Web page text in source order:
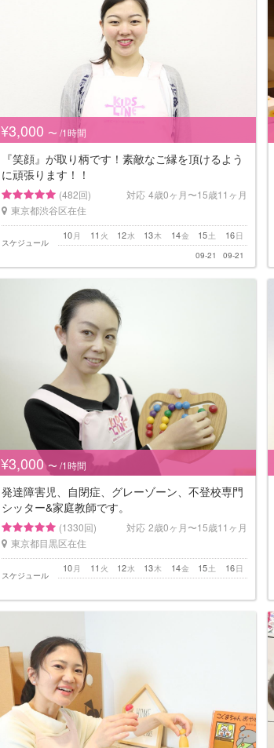
¥3,000 〜 /1時間
『笑顔』が取り柄です！素敵なご縁を頂けるよう
に頑張ります！！
(482回) 対応 4歳0ヶ月〜15歳11ヶ月
東京都渋谷区在住
スケジュール
月
10 火
11 水
12 木
13 金
14 土
15 日
16
09-21 09-21
¥3,000 〜 /1時間
発達障害児、自閉症、グレーゾーン、不登校専門
シッター&家庭教師です。
(1330回) 対応 2歳0ヶ月〜15歳11ヶ月
東京都目黒区在住
スケジュール
月
10 火
11 水
12 木
13 金
14 土
15 日
16